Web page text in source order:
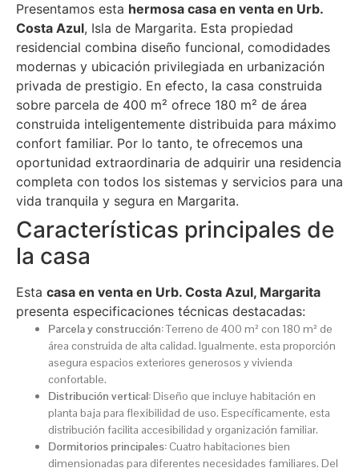
Presentamos esta hermosa casa en venta en Urb.
Costa Azul, Isla de Margarita. Esta propiedad
residencial combina diseño funcional, comodidades
modernas y ubicación privilegiada en urbanización
privada de prestigio. En efecto, la casa construida
sobre parcela de 400 m² ofrece 180 m² de área
construida inteligentemente distribuida para máximo
confort familiar. Por lo tanto, te ofrecemos una
oportunidad extraordinaria de adquirir una residencia
completa con todos los sistemas y servicios para una
vida tranquila y segura en Margarita.
Características principales de
la casa
Esta casa en venta en Urb. Costa Azul, Margarita
presenta especificaciones técnicas destacadas:
Parcela y construcción:Terreno de 400 m² con 180 m² de
área construida de alta calidad. Igualmente, esta proporción
asegura espacios exteriores generosos y vivienda
confortable.
Distribución vertical:Diseño que incluye habitación en
planta baja para flexibilidad de uso. Específicamente, esta
distribución facilita accesibilidad y organización familiar.
Dormitorios principales: Cuatro habitaciones bien
dimensionadas para diferentes necesidades familiares. Del